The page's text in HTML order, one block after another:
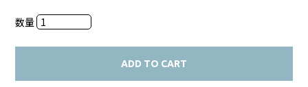
数量
ADD TO CART